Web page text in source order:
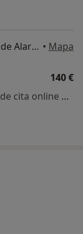
Vía de las Dos Castillas 9A, Pozuelo de Alarcón • Mapa
140 €
Este especialista no ofrece reserva de cita online en esta dirección.